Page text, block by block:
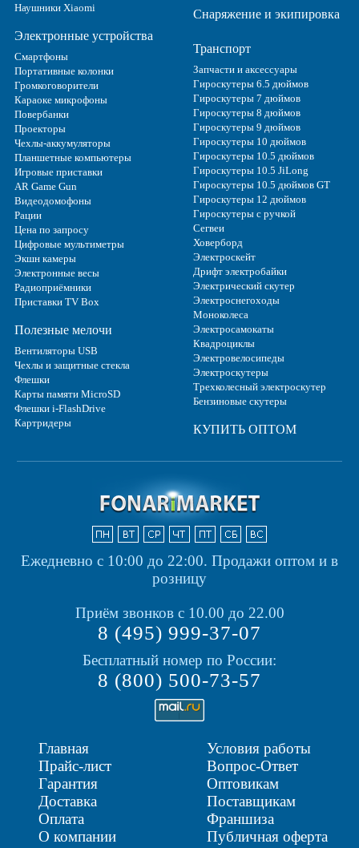
Наушники Xiaomi
Электронные устройства
Смартфоны
Портативные колонки
Громкоговорители
Караоке микрофоны
Повербанки
Проекторы
Чехлы-аккумуляторы
Планшетные компьютеры
Игровые приставки
AR Game Gun
Видеодомофоны
Рации
Цена по запросу
Цифровые мультиметры
Экшн камеры
Электронные весы
Радиоприёмники
Приставки TV Box
Полезные мелочи
Вентиляторы USB
Чехлы и защитные стекла
Флешки
Карты памяти MicroSD
Флешки i-FlashDrive
Картридеры
Снаряжение и экипировка
Транспорт
Запчасти и аксессуары
Гироскутеры 6.5 дюймов
Гироскутеры 7 дюймов
Гироскутеры 8 дюймов
Гироскутеры 9 дюймов
Гироскутеры 10 дюймов
Гироскутеры 10.5 дюймов
Гироскутеры 10.5 JiLong
Гироскутеры 10.5 дюймов GT
Гироскутеры 12 дюймов
Гироскутеры с ручкой
Сегвеи
Ховерборд
Электроскейт
Дрифт электробайки
Электрический скутер
Электроснегоходы
Моноколеса
Электросамокаты
Квадроциклы
Электровелосипеды
Электроскутеры
Трехколесный электроскутер
Бензиновые скутеры
КУПИТЬ ОПТОМ
Ежедневно с 10:00 до 22:00. Продажи оптом и в
розницу
Приём звонков с 10.00 до 22.00
8 (495) 999-37-07
Бесплатный номер по России:
8 (800) 500-73-57
Главная
Прайс-лист
Гарантия
Доставка
Оплата
О компании
Условия работы
Вопрос-Ответ
Оптовикам
Поставщикам
Франшиза
Публичная оферта